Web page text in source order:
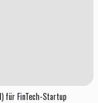
für FinTech-Startup